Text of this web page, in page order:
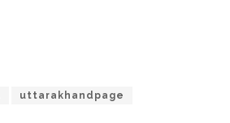
uttarakhandpage